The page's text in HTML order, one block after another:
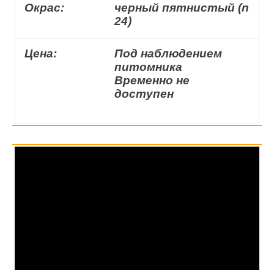
Окрас:
черный пятнистый (n
24)
Цена:
Под наблюдением
питомника
Временно не
доступен